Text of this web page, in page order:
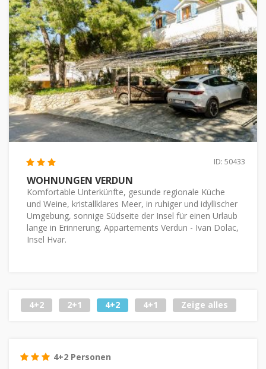
ID: 50433
WOHNUNGEN VERDUN
Komfortable Unterkünfte, gesunde regionale Küche
und Weine, kristallklares Meer, in ruhiger und idyllischer
Umgebung, sonnige Südseite der Insel für einen Urlaub
lange in Erinnerung. Appartements Verdun - Ivan Dolac,
Insel Hvar.
4+2 2+1 4+2 4+1 Zeige alles
4+2 Personen